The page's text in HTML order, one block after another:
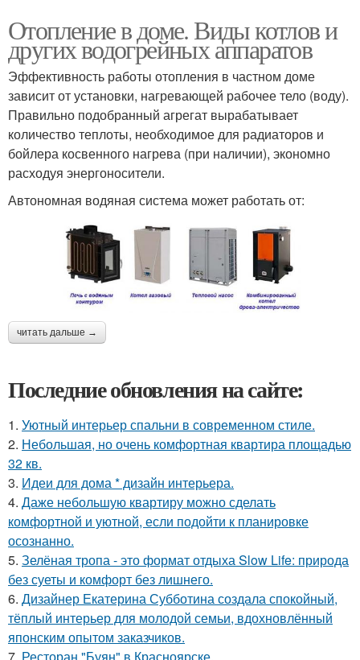
Отопление в доме. Виды котлов и
других водогрейных аппаратов
Эффективность работы отопления в частном доме
зависит от установки, нагревающей рабочее тело (воду).
Правильно подобранный агрегат вырабатывает
количество теплоты, необходимое для радиаторов и
бойлера косвенного нагрева (при наличии), экономно
расходуя энергоносители.
Автономная водяная система может работать от:
читать дальше →
Последние обновления на сайте:
1. Уютный интерьер спальни в современном стиле.
2. Небольшая, но очень комфортная квартира площадью
32 кв.
3. Идеи для дома * дизайн интерьера.
4. Даже небольшую квартиру можно сделать
комфортной и уютной, если подойти к планировке
осознанно.
5. Зелёная тропа - это формат отдыха Slow Life: природа
без суеты и комфорт без лишнего.
6. Дизайнер Екатерина Субботина создала спокойный,
тёплый интерьер для молодой семьи, вдохновлённый
японским опытом заказчиков.
7. Ресторан "Буян" в Красноярске.